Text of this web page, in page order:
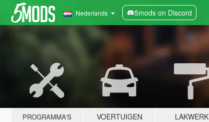
Nederlands 5mods on Discord
PROGRAMMA'S VOERTUIGEN LAKWERK